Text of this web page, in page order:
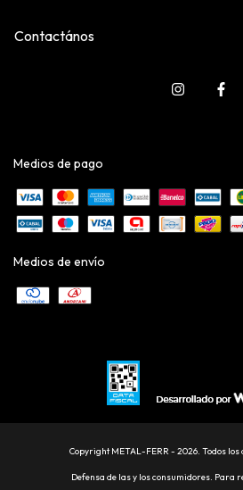
Contactános
Medios de pago
Medios de envío
Copyright METAL-FERR - 2026. Todos
Defensa de las y los consumidores. Para